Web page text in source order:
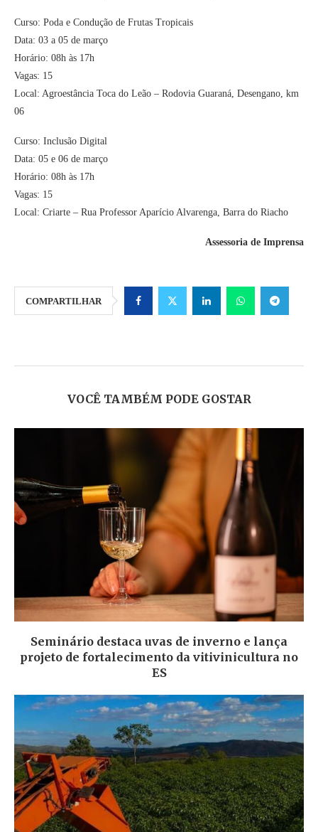
Curso: Poda e Condução de Frutas Tropicais
Data: 03 a 05 de março
Horário: 08h às 17h
Vagas: 15
Local: Agroestância Toca do Leão – Rodovia Guaraná, Desengano, km
06
Curso: Inclusão Digital
Data: 05 e 06 de março
Horário: 08h às 17h
Vagas: 15
Local: Criarte – Rua Professor Aparício Alvarenga, Barra do Riacho
Assessoria de Imprensa
COMPARTILHAR
VOCÊ TAMBÉM PODE GOSTAR
Seminário destaca uvas de inverno e lança
projeto de fortalecimento da vitivinicultura no
ES